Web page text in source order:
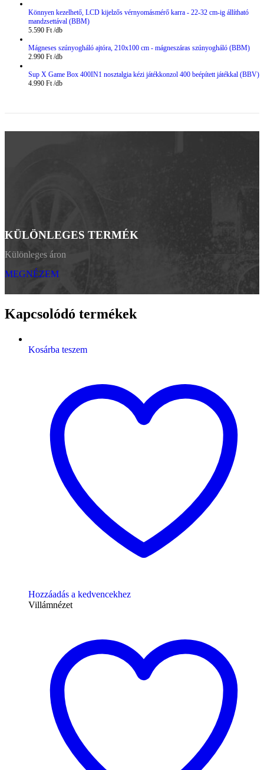
Könnyen kezelhető, LCD kijelzős vérnyomásmérő karra - 22-32 cm-ig állítható
mandzsettával (BBM)
5.590 Ft
Mágneses szúnyogháló ajtóra, 210x100 cm - mágneszáras szúnyogháló (BBM)
2.990 Ft
Sup X Game Box 400IN1 nosztalgia kézi játékkonzol 400 beépített játékkal (BBV)
4.990 Ft
KÜLÖNLEGES TERMÉK
Különleges áron
MEGNÉZEM
Kapcsolódó termékek
Kosárba teszem
Hozzáadás a kedvencekhez
Villámnézet